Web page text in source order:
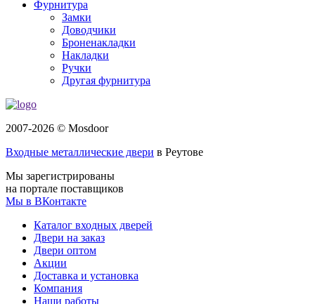
Фурнитура
Замки
Доводчики
Броненакладки
Накладки
Ручки
Другая фурнитура
2007-2026 © Mosdoor
Входные металлические двери в Реутове
Мы зарегистрированы
на портале поставщиков
Мы в ВКонтакте
Каталог входных дверей
Двери на заказ
Двери оптом
Акции
Доставка и установка
Компания
Наши работы